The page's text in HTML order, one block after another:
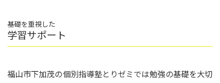
基礎を重視した
学習サポート
福山市下加茂の個別指導塾とりゼミでは勉強の基礎を大切